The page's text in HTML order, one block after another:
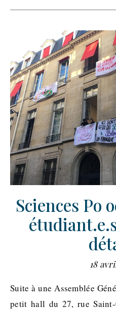
Sciences Po
18
Suite à une Assemblée Générale qui s’est tenue dans le
petit hall du 27, rue